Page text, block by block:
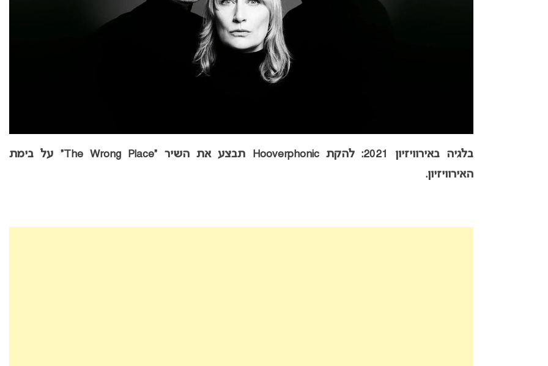
בלגיה באירוויזיון 2021: להקת Hooverphonic תבצע את השיר “The Wrong Place” על בימת
האירוויזיון.